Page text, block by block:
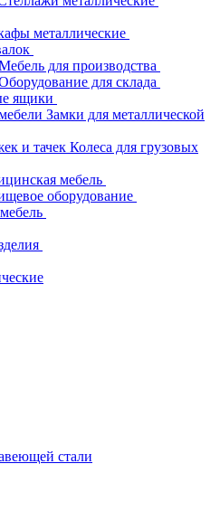
металлические
для производства
для склада
ящики
Замки для металлической
Колеса для грузовых
мебель
оборудование
стали